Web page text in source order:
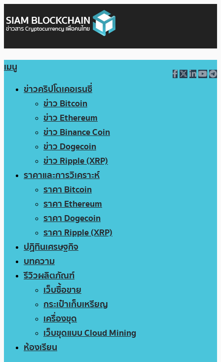
เมนู
ข่าวคริปโตเคอเรนซี่
ข่าว Bitcoin
ข่าว Ethereum
ข่าว Binance Coin
ข่าว Dogecoin
ข่าว Ripple (XRP)
ราคาและการวิเคราะห์
ราคา Bitcoin
ราคา Ethereum
ราคา Dogecoin
ราคา Ripple (XRP)
ปฏิทินเศรษฐกิจ
บทความ
รีวิวผลิตภัณฑ์
เว็บซื้อขาย
กระเป๋าเก็บเหรียญ
เครื่องขุด
เว็บขุดแบบ Cloud Mining
ห้องเรียน